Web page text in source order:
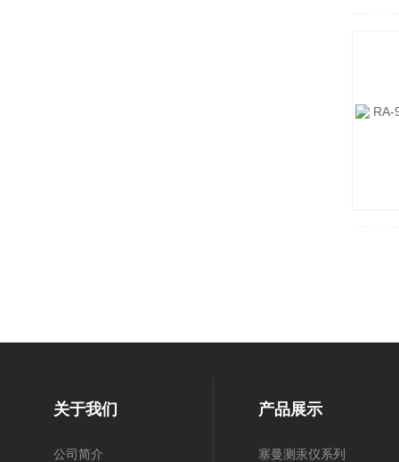
关于我们
公司简介
产品展示
塞曼测汞仪系列